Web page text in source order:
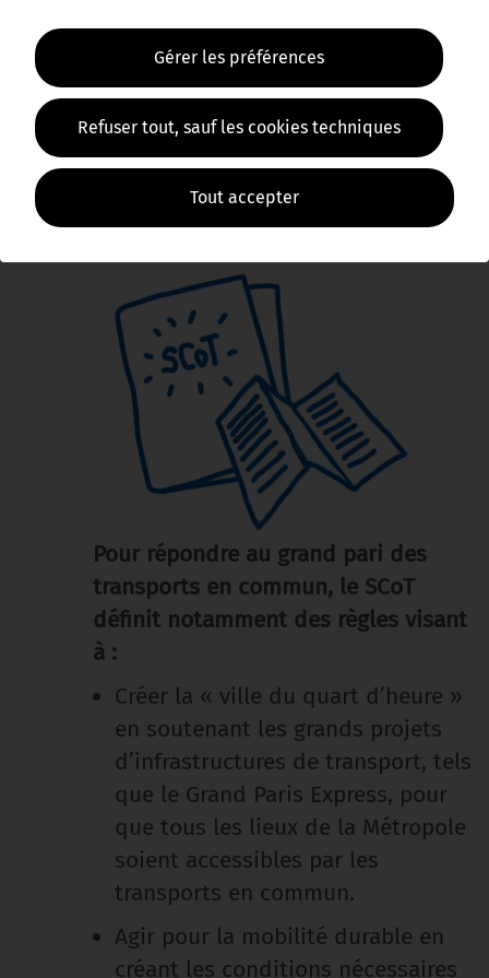
France)
Les déplacements dans
le SCoT
Pour répondre au grand pari des
transports en commun, le SCoT
définit notamment des règles visant
à :
Créer la « ville du quart d’heure »
en soutenant les grands projets
d’infrastructures de transport, tels
que le Grand Paris Express, pour
que tous les lieux de la Métropole
soient accessibles par les
transports en commun.
Agir pour la mobilité durable en
créant les conditions nécessaires
Gérer les préférences
Refuser tout, sauf les cookies techniques
Tout accepter